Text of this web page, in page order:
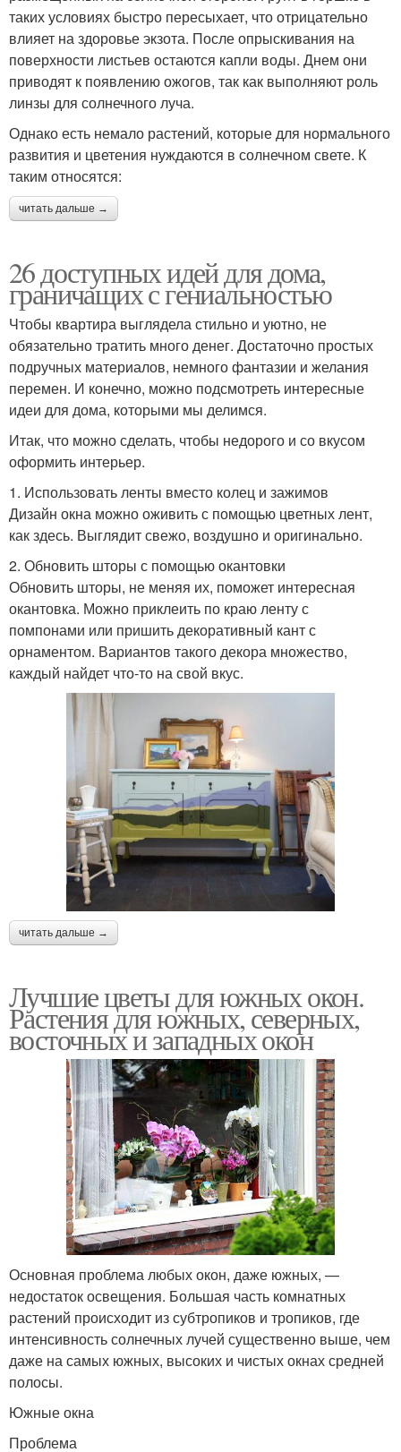
таких условиях быстро пересыхает, что отрицательно
влияет на здоровье экзота. После опрыскивания на
поверхности листьев остаются капли воды. Днем они
приводят к появлению ожогов, так как выполняют роль
линзы для солнечного луча.
Однако есть немало растений, которые для нормального
развития и цветения нуждаются в солнечном свете. К
таким относятся:
читать дальше →
26 доступных идей для дома,
граничащих с гениальностью
Чтобы квартира выглядела стильно и уютно, не
обязательно тратить много денег. Достаточно простых
подручных материалов, немного фантазии и желания
перемен. И конечно, можно подсмотреть интересные
идеи для дома, которыми мы делимся.
Итак, что можно сделать, чтобы недорого и со вкусом
оформить интерьер.
1. Использовать ленты вместо колец и зажимов
Дизайн окна можно оживить с помощью цветных лент,
как здесь. Выглядит свежо, воздушно и оригинально.
2. Обновить шторы с помощью окантовки
Обновить шторы, не меняя их, поможет интересная
окантовка. Можно приклеить по краю ленту с
помпонами или пришить декоративный кант с
орнаментом. Вариантов такого декора множество,
каждый найдет что-то на свой вкус.
читать дальше →
Лучшие цветы для южных окон.
Растения для южных, северных,
восточных и западных окон
Основная проблема любых окон, даже южных, —
недостаток освещения. Большая часть комнатных
растений происходит из субтропиков и тропиков, где
интенсивность солнечных лучей существенно выше, чем
даже на самых южных, высоких и чистых окнах средней
полосы.
Южные окна
Проблема